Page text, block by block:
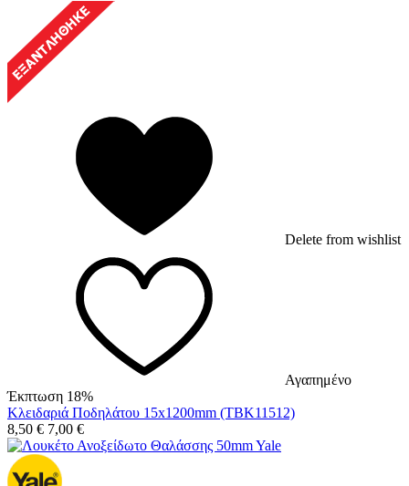
Delete from wishlist
Αγαπημένο
Έκπτωση 18%
Κλειδαριά Ποδηλάτου 15x1200mm (TBK11512)
8,50 € 7,00 €